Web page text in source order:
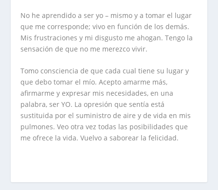
No he aprendido a ser yo – mismo y a tomar el lugar
que me corresponde; vivo en función de los demás.
Mis frustraciones y mi disgusto me ahogan. Tengo la
sensación de que no me merezco vivir.
Tomo consciencia de que cada cual tiene su lugar y
que debo tomar el mío. Acepto amarme más,
afirmarme y expresar mis necesidades, en una
palabra, ser YO. La opresión que sentía está
sustituida por el suministro de aire y de vida en mis
pulmones. Veo otra vez todas las posibilidades que
me ofrece la vida. Vuelvo a saborear la felicidad.